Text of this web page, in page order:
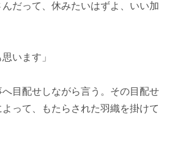
んだって、休みたいはずよ、いい加
います」
目配せしながら言う。その目配せ
って、もたらされた羽織を掛けて